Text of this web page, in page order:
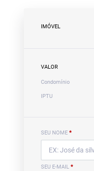
IMÓVEL
VALOR
Condomínio
IPTU
SEU NOME *
SEU E-MAIL *